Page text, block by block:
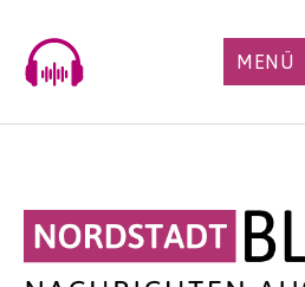
content
MENÜ